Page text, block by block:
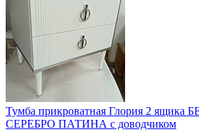
Тумба прикроватная Глория 2
СЕРЕБРО ПАТИНА с доводчиком